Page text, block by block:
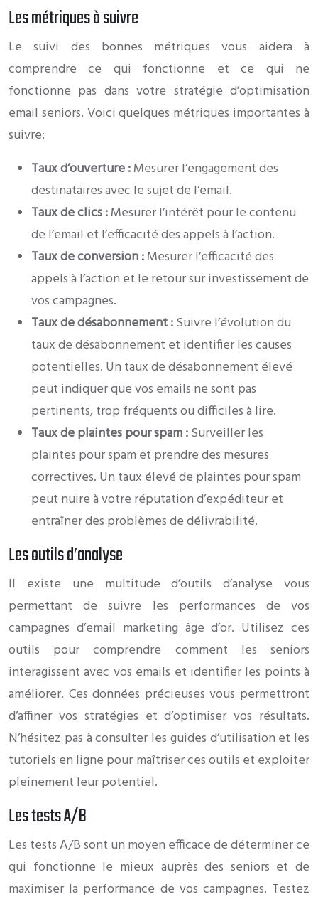
Les métriques à suivre
Le suivi des bonnes métriques vous aidera à
comprendre ce qui fonctionne et ce qui ne
fonctionne pas dans votre stratégie d’optimisation
email seniors. Voici quelques métriques importantes à
suivre:
Taux d’ouverture :Mesurer l’engagement des
destinataires avec le sujet de l’email.
Taux de clics :Mesurer l’intérêt pour le contenu
de l’email et l’efficacité des appels à l’action.
Taux de conversion :Mesurer l’efficacité des
appels à l’action et le retour sur investissement de
vos campagnes.
Taux de désabonnement :Suivre l’évolution du
taux de désabonnement et identifier les causes
potentielles. Un taux de désabonnement élevé
peut indiquer que vos emails ne sont pas
pertinents, trop fréquents ou difficiles à lire.
Taux de plaintes pour spam :Surveiller les
plaintes pour spam et prendre des mesures
correctives. Un taux élevé de plaintes pour spam
peut nuire à votre réputation d’expéditeur et
entraîner des problèmes de délivrabilité.
Les outils d’analyse
Il existe une multitude d’outils d’analyse vous
permettant de suivre les performances de vos
campagnes d’email marketing âge d’or. Utilisez ces
outils pour comprendre comment les seniors
interagissent avec vos emails et identifier les points à
améliorer. Ces données précieuses vous permettront
d’affiner vos stratégies et d’optimiser vos résultats.
N’hésitez pas à consulter les guides d’utilisation et les
tutoriels en ligne pour maîtriser ces outils et exploiter
pleinement leur potentiel.
Les tests A/B
Les tests A/B sont un moyen efficace de déterminer ce
qui fonctionne le mieux auprès des seniors et de
maximiser la performance de vos campagnes. Testez